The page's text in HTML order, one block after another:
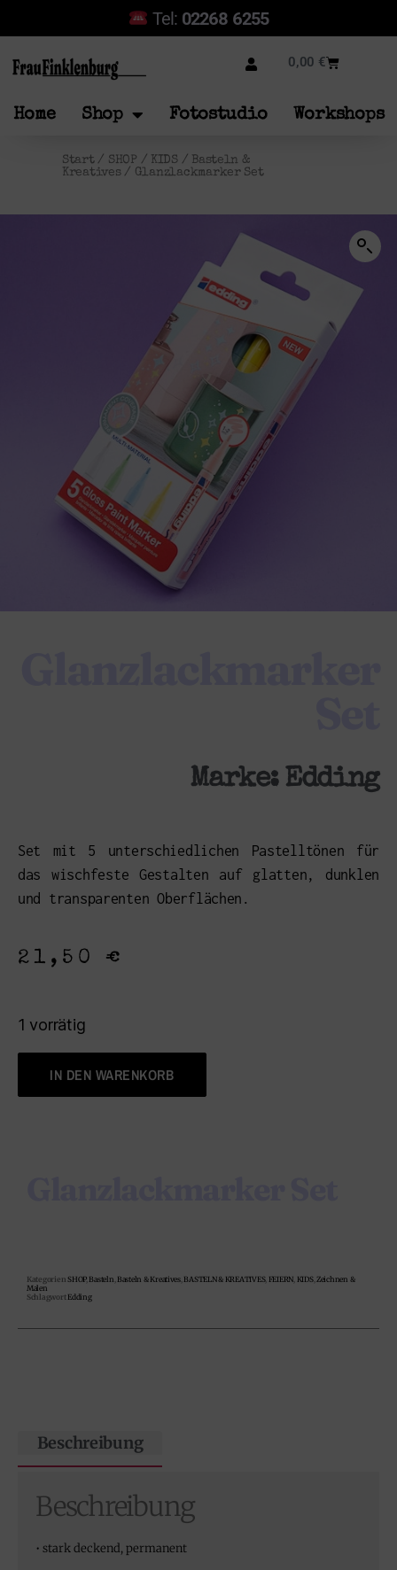
Tel: 02268 6255
0,00 €
Home Shop Fotostudio Workshops
Start/ SHOP / KIDS/ Basteln &
Kreatives/ Glanzlackmarker Set
Marke: Edding
Set mit 5 unterschiedlichen Pastelltönen für
das wischfeste Gestalten auf glatten, dunklen
und transparenten Oberflächen.
21,50 €
1 vorrätig
IN DEN WARENKORB
Kategorien SHOP, Basteln Basteln & Kreatives, BASTELN & KREATIVES, FEIERN KIDS, Zeichnen &
Malen
Schlagwort Edding
Beschreibung
Beschreibung
• stark deckend, permanent